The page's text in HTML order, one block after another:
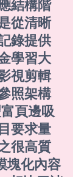
結構階
從清晰
錄提供
學習大
視剪輯
照架構
頁邊吸
要求量
很高質
塊化內容